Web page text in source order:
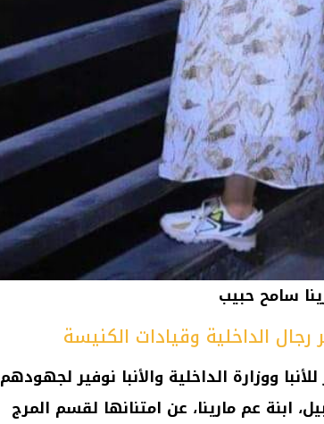
سامح حبيب
الداخلية وقيادات الكنيسة
ووزارة الداخلية والأنبا نوفير لجهودهم
ابنة عم مارينا، عن امتنانها لقسم المرج